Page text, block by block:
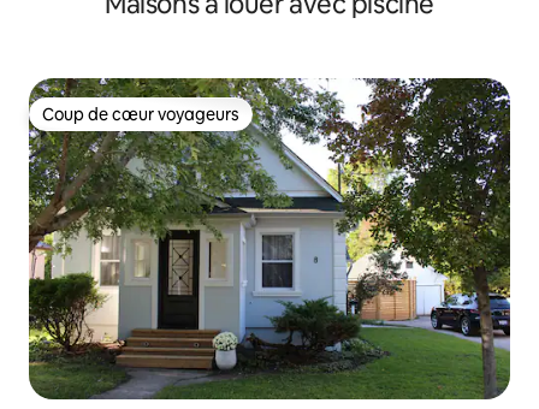
Coup de cœur voyageurs
Coup de cœur voyageurs